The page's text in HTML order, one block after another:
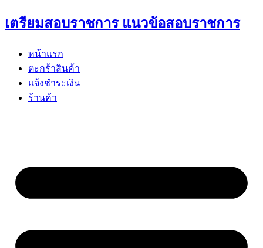
Skip
to
เตรียมสอบราชการ แนวข้อสอบราชการ
หน้าแรก
ตะกร้าสินค้า
แจ้งชำระเงิน
ร้านค้า